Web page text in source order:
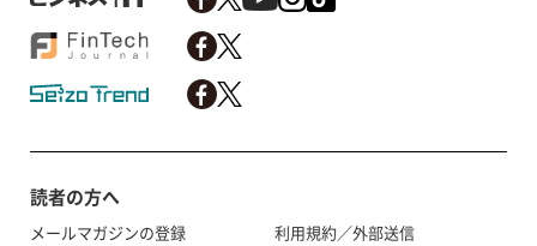
読者の方へ
メールマガジンの登録
利用規約／外部送信